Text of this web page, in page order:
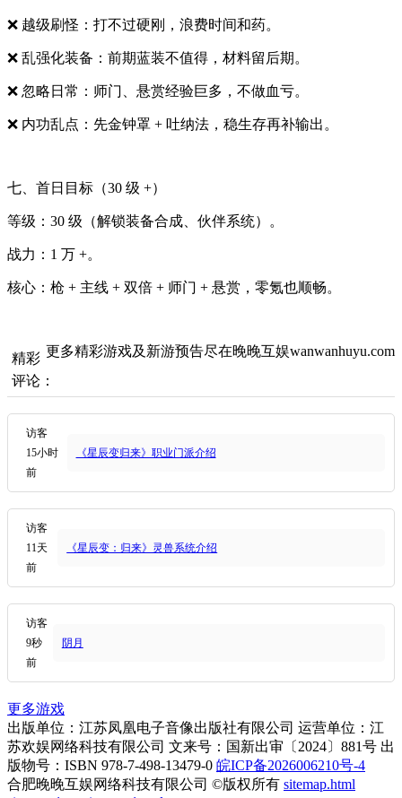
❌ 越级刷怪：打不过硬刚，浪费时间和药。
❌ 乱强化装备：前期蓝装不值得，材料留后期。
❌ 忽略日常：师门、悬赏经验巨多，不做血亏。
❌ 内功乱点：先金钟罩 + 吐纳法，稳生存再补输出。
七、首日目标（30 级 +）
等级：30 级（解锁装备合成、伙伴系统）。
战力：1 万 +。
核心：枪 + 主线 + 双倍 + 师门 + 悬赏，零氪也顺畅。
更多精彩游戏及新游预告尽在晚晚互娱wanwanhuyu.com
精彩
评论：
访客
15小时
前
《星辰变归来》职业门派介绍
访客
11天
前
《星辰变：归来》灵兽系统介绍
访客
9秒
前
阴月
更多游戏
出版单位：江苏凤凰电子音像出版社有限公司 运营单位：江
苏欢娱网络科技有限公司 文来号：国新出审〔2024〕881号 出
版物号：ISBN 978-7-498-13479-0 皖ICP备2026006210号-4
合肥晚晚互娱网络科技有限公司 ©版权所有 sitemap.html